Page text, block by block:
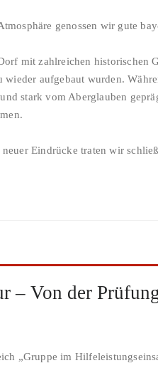
genossen wir gute
mit zahlreichen historischen
aufgebaut wurden.
stark vom Aberglauben
Eindrücke traten wir
– Von der
„Gruppe im